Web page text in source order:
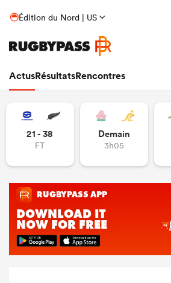
Édition du Nord | US
ActusRésultatsRencontres
21 - 38
FT
Demain
3h05